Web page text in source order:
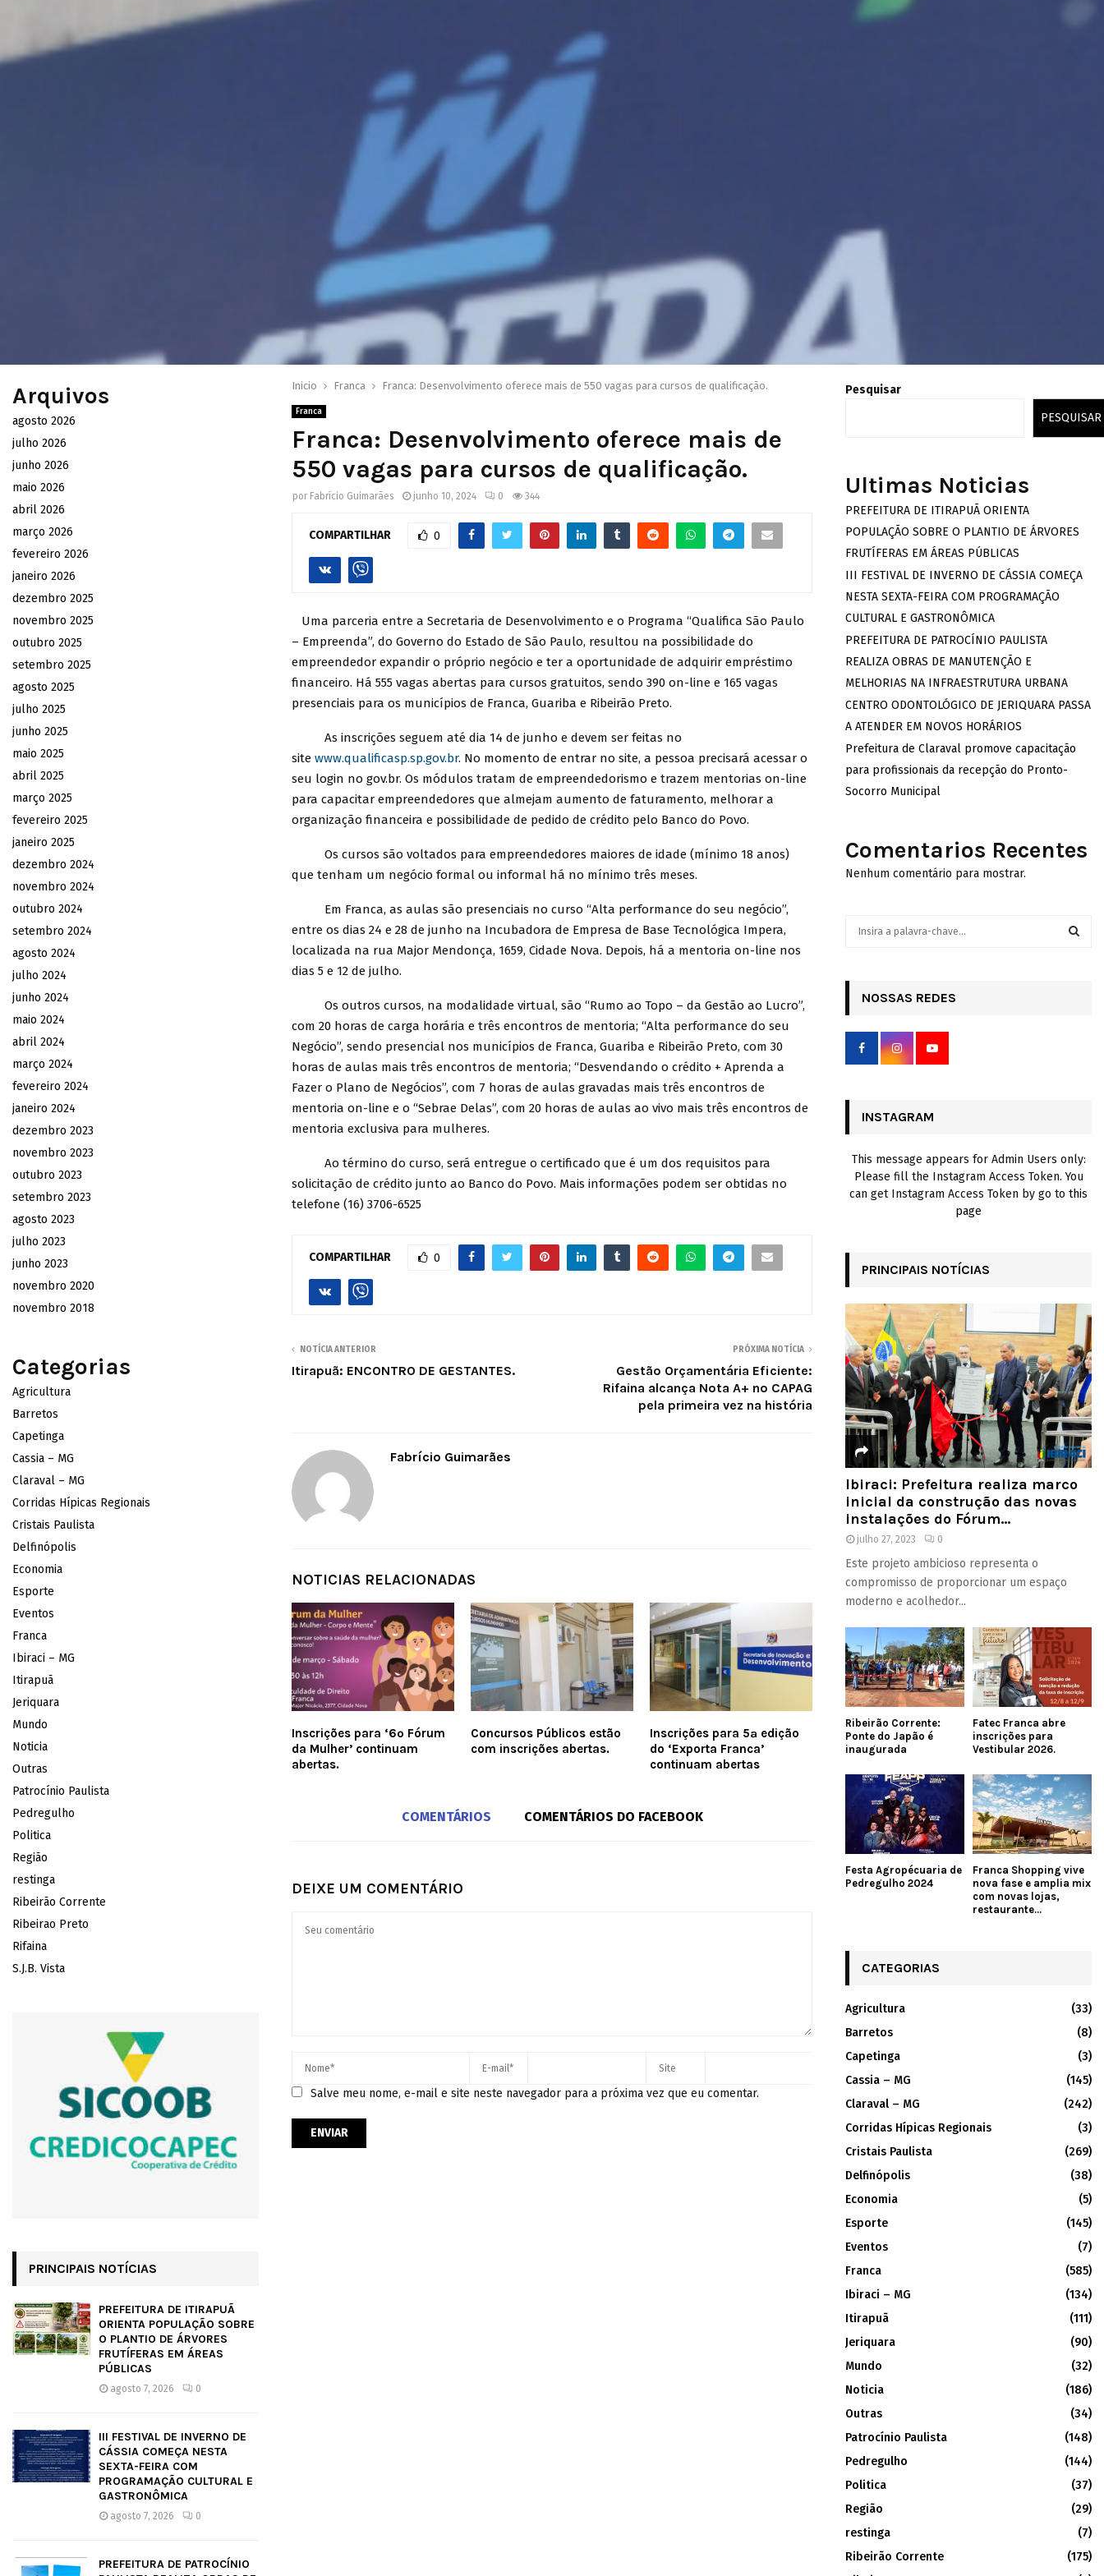
Inicio Franca Franca: Desenvolvimento oferece mais de 550 vagas para cursos de qualificação.
Franca
Franca: Desenvolvimento oferece mais de
550 vagas para cursos de qualificação.
por Fabrício Guimarães junho 10, 2024 0 344
COMPARTILHAR 0
Uma parceria entre a Secretaria de Desenvolvimento e o Programa “Qualifica São Paulo
– Empreenda”, do Governo do Estado de São Paulo, resultou na possibilidade do
empreendedor expandir o próprio negócio e ter a oportunidade de adquirir empréstimo
financeiro. Há 555 vagas abertas para cursos gratuitos, sendo 390 on-line e 165 vagas
presenciais para os municípios de Franca, Guariba e Ribeirão Preto.
As inscrições seguem até dia 14 de junho e devem ser feitas no
site www.qualificasp.sp.gov.br. No momento de entrar no site, a pessoa precisará acessar o
seu login no gov.br. Os módulos tratam de empreendedorismo e trazem mentorias on-line
para capacitar empreendedores que almejam aumento de faturamento, melhorar a
organização financeira e possibilidade de pedido de crédito pelo Banco do Povo.
Os cursos são voltados para empreendedores maiores de idade (mínimo 18 anos)
que tenham um negócio formal ou informal há no mínimo três meses.
Em Franca, as aulas são presenciais no curso “Alta performance do seu negócio”,
entre os dias 24 e 28 de junho na Incubadora de Empresa de Base Tecnológica Impera,
localizada na rua Major Mendonça, 1659, Cidade Nova. Depois, há a mentoria on-line nos
dias 5 e 12 de julho.
Os outros cursos, na modalidade virtual, são “Rumo ao Topo – da Gestão ao Lucro”,
com 20 horas de carga horária e três encontros de mentoria; “Alta performance do seu
Negócio”, sendo presencial nos municípios de Franca, Guariba e Ribeirão Preto, com 30
horas de aulas mais três encontros de mentoria; “Desvendando o crédito + Aprenda a
Fazer o Plano de Negócios”, com 7 horas de aulas gravadas mais três encontros de
mentoria on-line e o “Sebrae Delas”, com 20 horas de aulas ao vivo mais três encontros de
mentoria exclusiva para mulheres.
Ao término do curso, será entregue o certificado que é um dos requisitos para
solicitação de crédito junto ao Banco do Povo. Mais informações podem ser obtidas no
telefone (16) 3706-6525
COMPARTILHAR 0
NOTÍCIA ANTERIOR
Itirapuã: ENCONTRO DE GESTANTES.
PRÓXIMA NOTÍCIA
Gestão Orçamentária Eficiente:
Rifaina alcança Nota A+ no CAPAG
pela primeira vez na história
Fabrício Guimarães
NOTICIAS RELACIONADAS
Inscrições para ‘6º Fórum
da Mulher’ continuam
abertas.
Concursos Públicos estão
com inscrições abertas.
Inscrições para 5ª edição
do ‘Exporta Franca’
continuam abertas
COMENTÁRIOS COMENTÁRIOS DO FACEBOOK
DEIXE UM COMENTÁRIO
Salve meu nome, e-mail e site neste navegador para a próxima vez que eu comentar.
Arquivos
agosto 2026
julho 2026
junho 2026
maio 2026
abril 2026
março 2026
fevereiro 2026
janeiro 2026
dezembro 2025
novembro 2025
outubro 2025
setembro 2025
agosto 2025
julho 2025
junho 2025
maio 2025
abril 2025
março 2025
fevereiro 2025
janeiro 2025
dezembro 2024
novembro 2024
outubro 2024
setembro 2024
agosto 2024
julho 2024
junho 2024
maio 2024
abril 2024
março 2024
fevereiro 2024
janeiro 2024
dezembro 2023
novembro 2023
outubro 2023
setembro 2023
agosto 2023
julho 2023
junho 2023
novembro 2020
novembro 2018
Categorias
Agricultura
Barretos
Capetinga
Cassia – MG
Claraval – MG
Corridas Hípicas Regionais
Cristais Paulista
Delfinópolis
Economia
Esporte
Eventos
Franca
Ibiraci – MG
Itirapuã
Jeriquara
Mundo
Noticia
Outras
Patrocínio Paulista
Pedregulho
Politica
Região
restinga
Ribeirão Corrente
Ribeirao Preto
Rifaina
S.J.B. Vista
PRINCIPAIS NOTÍCIAS
PREFEITURA DE ITIRAPUÃ
ORIENTA POPULAÇÃO SOBRE
O PLANTIO DE ÁRVORES
FRUTÍFERAS EM ÁREAS
PÚBLICAS
agosto 7, 2026 0
III FESTIVAL DE INVERNO DE
CÁSSIA COMEÇA NESTA
SEXTA-FEIRA COM
PROGRAMAÇÃO CULTURAL E
GASTRONÔMICA
agosto 7, 2026 0
PREFEITURA DE PATROCÍNIO
Pesquisar
PESQUISAR
Ultimas Noticias
PREFEITURA DE ITIRAPUÃ ORIENTA
POPULAÇÃO SOBRE O PLANTIO DE ÁRVORES
FRUTÍFERAS EM ÁREAS PÚBLICAS
III FESTIVAL DE INVERNO DE CÁSSIA COMEÇA
NESTA SEXTA-FEIRA COM PROGRAMAÇÃO
CULTURAL E GASTRONÔMICA
PREFEITURA DE PATROCÍNIO PAULISTA
REALIZA OBRAS DE MANUTENÇÃO E
MELHORIAS NA INFRAESTRUTURA URBANA
CENTRO ODONTOLÓGICO DE JERIQUARA PASSA
A ATENDER EM NOVOS HORÁRIOS
Prefeitura de Claraval promove capacitação
para profissionais da recepção do Pronto-
Socorro Municipal
Comentarios Recentes
Nenhum comentário para mostrar.
r
NOSSAS REDES
INSTAGRAM
This message appears for Admin Users only:
Please fill the Instagram Access Token. You
can get Instagram Access Token by go to this
page
PRINCIPAIS NOTÍCIAS
Ibiraci: Prefeitura realiza marco
inicial da construção das novas
instalações do Fórum...
julho 27, 2023 0
Este projeto ambicioso representa o
compromisso de proporcionar um espaço
moderno e acolhedor...
Ribeirão Corrente:
Ponte do Japão é
inaugurada
Fatec Franca abre
inscrições para
Vestibular 2026.
Festa Agropécuaria de
Pedregulho 2024
Franca Shopping vive
nova fase e amplia mix
com novas lojas,
restaurante...
CATEGORIAS
Agricultura
(33)
Barretos
(8)
Capetinga
(3)
Cassia – MG
(145)
Claraval – MG
(242)
Corridas Hípicas Regionais
(3)
Cristais Paulista
(269)
Delfinópolis
(38)
Economia
(5)
Esporte
(145)
Eventos
(7)
Franca
(585)
Ibiraci – MG
(134)
Itirapuã
(111)
Jeriquara
(90)
Mundo
(32)
Noticia
(186)
Outras
(34)
Patrocínio Paulista
(148)
Pedregulho
(144)
Politica
(37)
Região
(29)
restinga
(7)
Ribeirão Corrente
(175)